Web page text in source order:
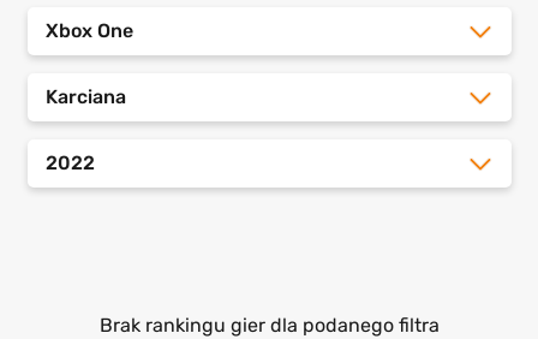
Xbox One
Karciana
2022
Brak rankingu gier dla podanego filtra